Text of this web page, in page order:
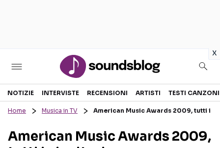
x
Sezioni
RECENSIONI MUSICALI
TESTI CANZONI
NOTIZIE INTERVISTE RECENSIONI ARTISTI TESTI CANZONI
Home Musica in TV American Music Awards 2009, tutti i
American Music Awards 2009,